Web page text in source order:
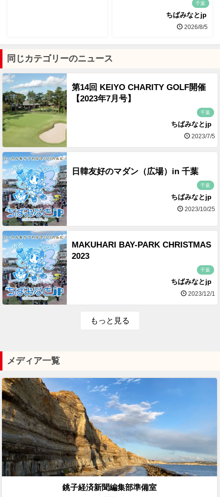
千葉
ちばみなとjp
2026/8/5
同じカテゴリーのニュース
第14回 KEIYO CHARITY GOLF開催
【2023年7月号】
千葉
ちばみなとjp
2023/7/5
日韓友好のマダン（広場）in 千葉
千葉
ちばみなとjp
2023/10/25
MAKUHARI BAY-PARK CHRISTMAS
2023
千葉
ちばみなとjp
2023/12/1
もっと見る
メディア一覧
銚子経済新聞編集部準備室